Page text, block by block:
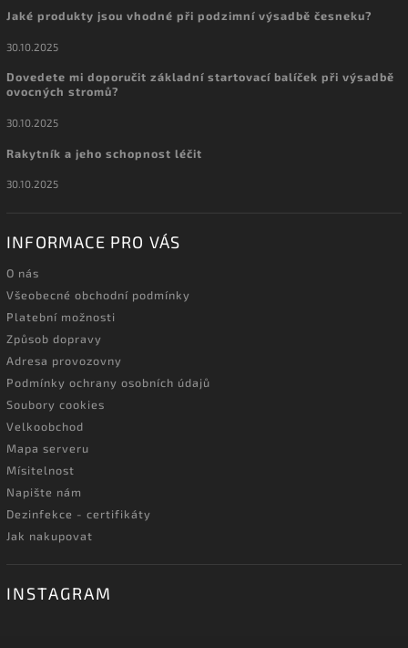
Jaké produkty jsou vhodné při podzimní výsadbě česneku?
30.10.2025
Dovedete mi doporučit základní startovací balíček při výsadbě
ovocných stromů?
30.10.2025
Rakytník a jeho schopnost léčit
30.10.2025
INFORMACE PRO VÁS
O nás
Všeobecné obchodní podmínky
Platební možnosti
Způsob dopravy
Adresa provozovny
Podmínky ochrany osobních údajů
Soubory cookies
Velkoobchod
Mapa serveru
Mísitelnost
Napište nám
Dezinfekce - certifikáty
Jak nakupovat
INSTAGRAM